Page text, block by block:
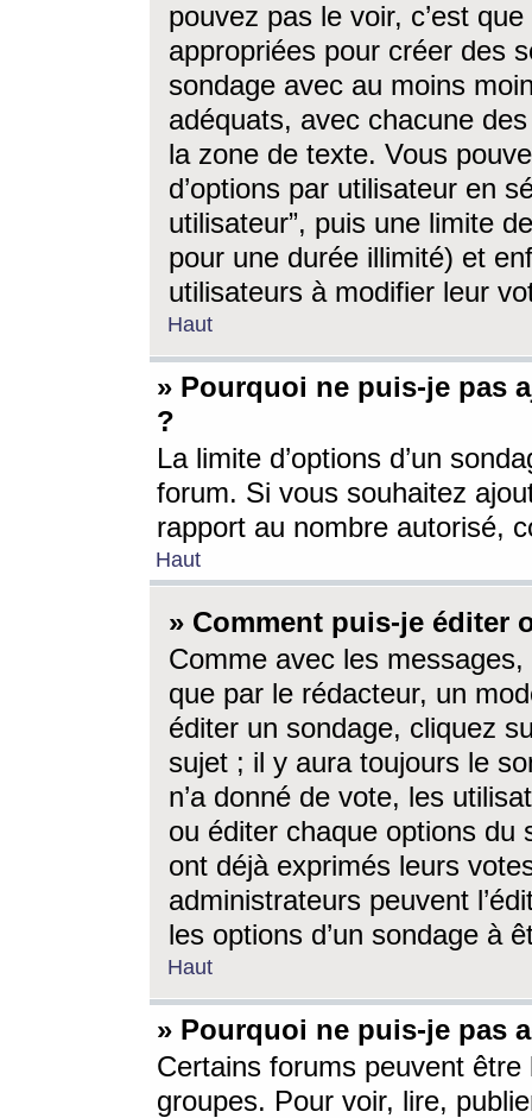
pouvez pas le voir, c’est
appropriées pour créer des
sondage avec au moins
adéquats, avec chacune
la zone de texte. Vous
d’options par utilisateur en
utilisateur”, puis une limite
pour une durée illimité) et
utilisateurs à modifier leur
Haut
» Pourquoi ne puis-je pas
?
La limite d’options d’un
forum. Si vous souhaitez
rapport au nombre autorisé,
Haut
» Comment puis-je éditer
Comme avec les
que par le rédacteur, un
éditer un sondage, cliquez
sujet ; il y aura toujours le
n’a donné de vote, les
ou éditer chaque options du
ont déjà exprimés leurs
administrateurs peuvent
les options d’un sondage à
Haut
» Pourquoi ne puis-je pas
Certains forums peuvent être
groupes. Pour voir, lire,